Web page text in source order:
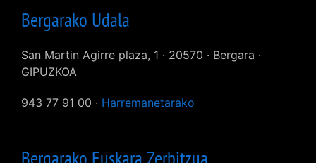
Bergarako Udala
San Martin Agirre plaza, 1 · 20570 · Bergara ·
GIPUZKOA
943 77 91 00 · Harremanetarako